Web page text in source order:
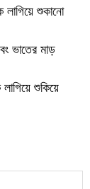
শুকানো
ভাতের মাড়
শুকিয়ে